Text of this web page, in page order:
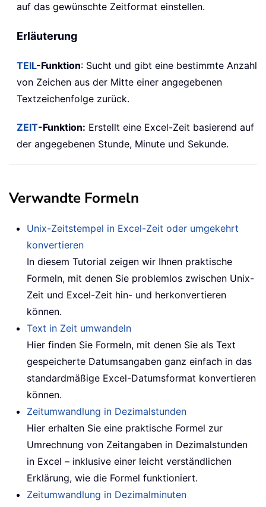
auf das gewünschte Zeitformat einstellen.
Erläuterung
TEIL-Funktion: Sucht und gibt eine bestimmte Anzahl
von Zeichen aus der Mitte einer angegebenen
Textzeichenfolge zurück.
ZEIT-Funktion: Erstellt eine Excel-Zeit basierend auf
der angegebenen Stunde, Minute und Sekunde.
Verwandte Formeln
Unix-Zeitstempel in Excel-Zeit oder umgekehrt
konvertieren
In diesem Tutorial zeigen wir Ihnen praktische
Formeln, mit denen Sie problemlos zwischen Unix-
Zeit und Excel-Zeit hin- und herkonvertieren
können.
Text in Zeit umwandeln
Hier finden Sie Formeln, mit denen Sie als Text
gespeicherte Datumsangaben ganz einfach in das
standardmäßige Excel-Datumsformat konvertieren
können.
Zeitumwandlung in Dezimalstunden
Hier erhalten Sie eine praktische Formel zur
Umrechnung von Zeitangaben in Dezimalstunden
in Excel – inklusive einer leicht verständlichen
Erklärung, wie die Formel funktioniert.
Zeitumwandlung in Dezimalminuten